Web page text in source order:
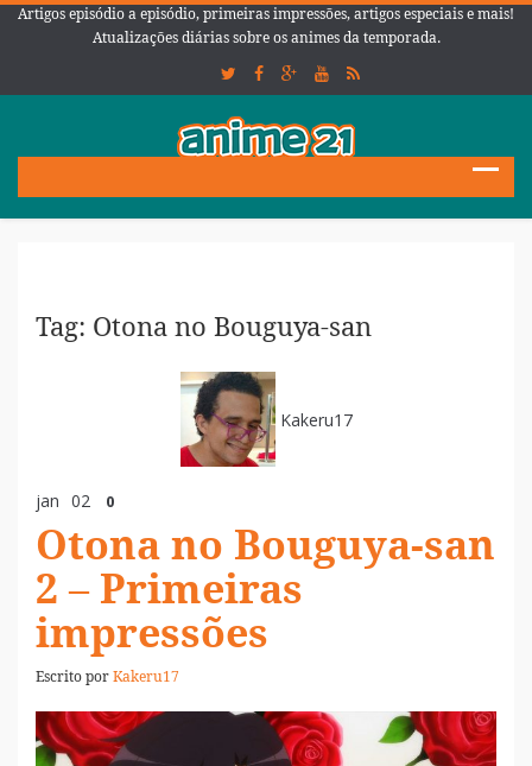
Artigos episódio a episódio, primeiras impressões, artigos especiais e mais!
Atualizações diárias sobre os animes da temporada.
Tag: Otona no Bouguya-san
Kakeru17
jan 02 0
Otona no Bouguya-san
2 – Primeiras
impressões
Escrito porKakeru17